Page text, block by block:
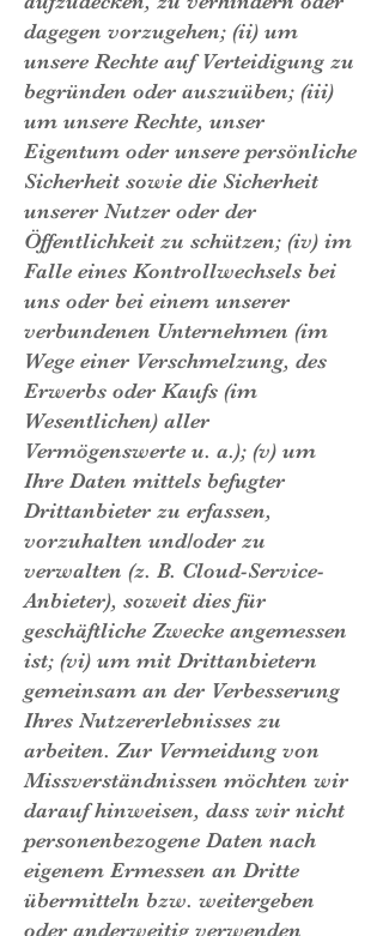
dagegen vorzugehen; (ii) um
unsere Rechte auf Verteidigung zu
begründen oder auszuüben; (iii)
um unsere Rechte, unser
Eigentum oder unsere persönliche
Sicherheit sowie die Sicherheit
unserer Nutzer oder der
Öffentlichkeit zu schützen; (iv) im
Falle eines Kontrollwechsels bei
uns oder bei einem unserer
verbundenen Unternehmen (im
Wege einer Verschmelzung, des
Erwerbs oder Kaufs (im
Wesentlichen) aller
Vermögenswerte u. a.); (v) um
Ihre Daten mittels befugter
Drittanbieter zu erfassen,
vorzuhalten und/oder zu
verwalten (z. B. Cloud-Service-
Anbieter), soweit dies für
geschäftliche Zwecke angemessen
ist; (vi) um mit Drittanbietern
gemeinsam an der Verbesserung
Ihres Nutzererlebnisses zu
arbeiten. Zur Vermeidung von
Missverständnissen möchten wir
darauf hinweisen, dass wir nicht
personenbezogene Daten nach
eigenem Ermessen an Dritte
übermitteln bzw. weitergeben
oder anderweitig verwenden